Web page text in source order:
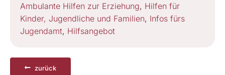
Ambulante Hilfen zur Erziehung, Hilfen für
Kinder, Jugendliche und Familien, Infos fürs
Jugendamt, Hilfsangebot
zurück